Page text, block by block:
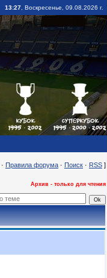
13:27 , Воскресенье, 09.08.2026 г.
· Правила форума · Поиск · RSS ]
Архив - только для чтения